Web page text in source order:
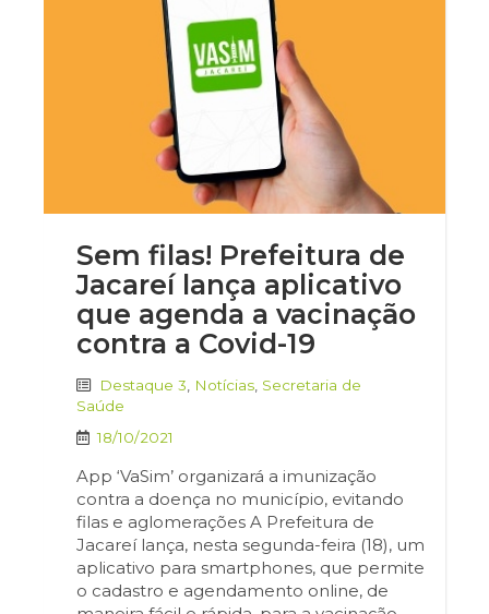
Sem filas! Prefeitura de
Jacareí lança aplicativo
que agenda a vacinação
contra a Covid-19
Destaque 3 Notícias Secretaria de
Saúde
18/10/2021
App ‘VaSim’ organizará a imunização
contra a doença no município, evitando
filas e aglomerações A Prefeitura de
Jacareí lança, nesta segunda-feira (18), um
aplicativo para smartphones, que permite
o cadastro e agendamento online, de